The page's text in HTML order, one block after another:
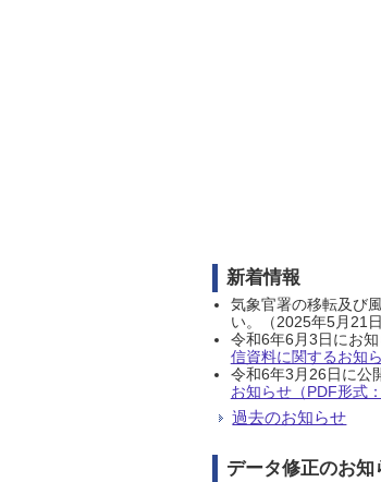
新着情報
気象官署の移転及び
い。（2025年5月21日
令和6年6月3日にお
信資料に関するお知
令和6年3月26日に公
お知らせ（PDF形式：
過去のお知らせ
データ修正のお知